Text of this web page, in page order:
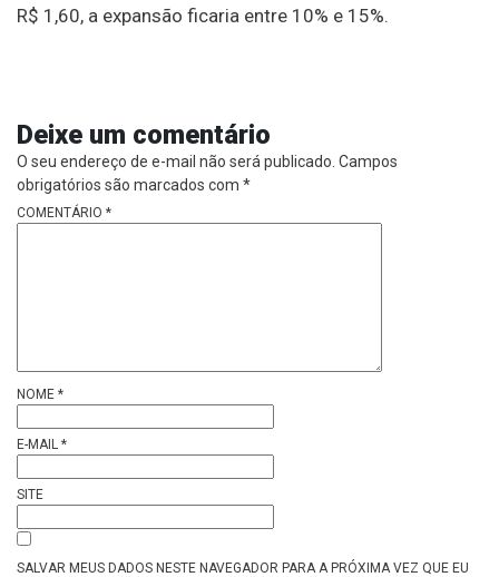
R$ 1,60, a expansão ficaria entre 10% e 15%.
Deixe um comentário
O seu endereço de e-mail não será publicado. Campos
obrigatórios são marcados com *
COMENTÁRIO *
NOME *
E-MAIL *
SITE
SALVAR MEUS DADOS NESTE NAVEGADOR PARA A PRÓXIMA VEZ QUE EU